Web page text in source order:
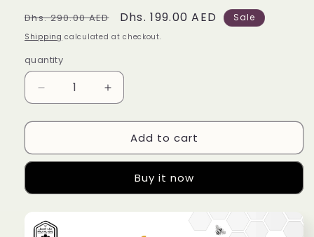
Regular
price
Dhs. 290.00 AED
Sale
price
Dhs. 199.00 AED Sale
Shipping calculated at checkout.
quantity
Decrease
quantity
for
3
1
Increase
quantity
for
عرض
3
Add to cart
Buy it now